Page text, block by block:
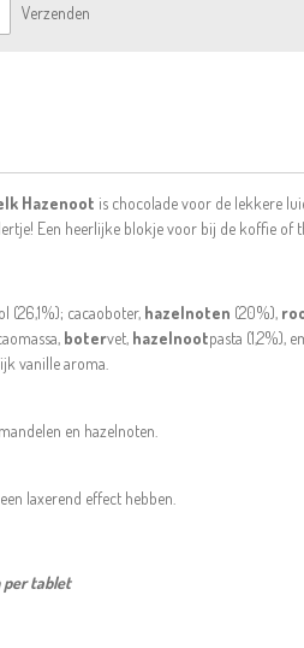
Verzenden
Hazenoot is chocolade voor de lekkere
Een heerlijke blokje voor bij de koffie of
(26,1%); cacaoboter, hazelnoten (20%),
botervet, hazelnootpasta (1,2%),
vanille aroma.
en hazelnoten.
laxerend effect hebben.
per tablet